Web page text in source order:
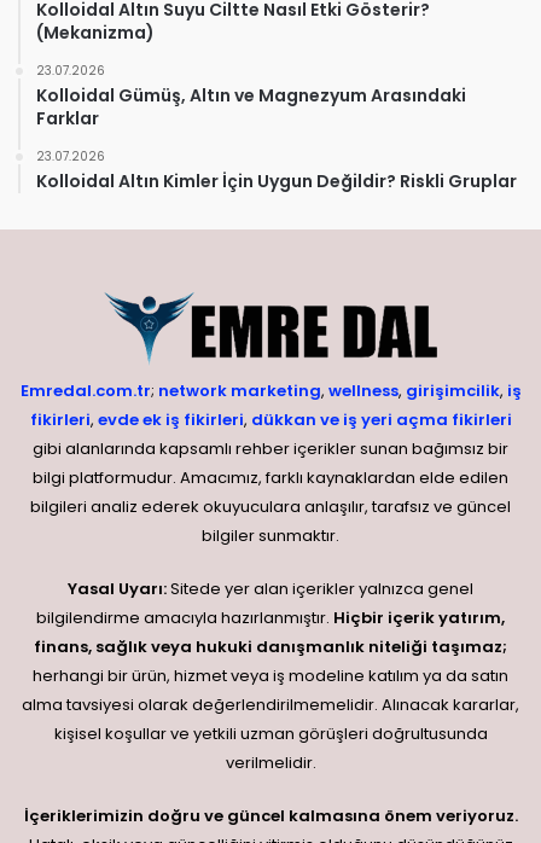
Kolloidal Altın Suyu Ciltte Nasıl Etki Gösterir?
(Mekanizma)
23.07.2026
Kolloidal Gümüş, Altın ve Magnezyum Arasındaki
Farklar
23.07.2026
Kolloidal Altın Kimler İçin Uygun Değildir? Riskli Gruplar
Emredal.com.tr; network marketing, wellness, girişimcilik, iş
fikirleri, evde ek iş fikirleri, dükkan ve iş yeri açma fikirleri
gibi alanlarında kapsamlı rehber içerikler sunan bağımsız bir
bilgi platformudur. Amacımız, farklı kaynaklardan elde edilen
bilgileri analiz ederek okuyuculara anlaşılır, tarafsız ve güncel
bilgiler sunmaktır.
Yasal Uyarı:Sitede yer alan içerikler yalnızca genel
bilgilendirme amacıyla hazırlanmıştır. Hiçbir içerik yatırım,
finans, sağlık veya hukuki danışmanlık niteliği taşımaz;
herhangi bir ürün, hizmet veya iş modeline katılım ya da satın
alma tavsiyesi olarak değerlendirilmemelidir. Alınacak kararlar,
kişisel koşullar ve yetkili uzman görüşleri doğrultusunda
verilmelidir.
İçeriklerimizin doğru ve güncel kalmasına önem veriyoruz.